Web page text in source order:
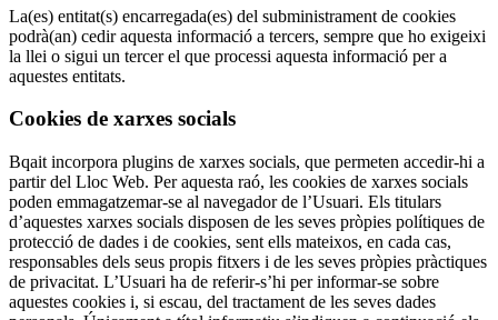
La(es) entitat(s) encarregada(es) del subministrament de cookies
podrà(an) cedir aquesta informació a tercers, sempre que ho exigeixi
la llei o sigui un tercer el que processi aquesta informació per a
aquestes entitats.
Cookies de xarxes socials
Bqait incorpora plugins de xarxes socials, que permeten accedir-hi a
partir del Lloc Web. Per aquesta raó, les cookies de xarxes socials
poden emmagatzemar-se al navegador de l’Usuari. Els titulars
d’aquestes xarxes socials disposen de les seves pròpies polítiques de
protecció de dades i de cookies, sent ells mateixos, en cada cas,
responsables dels seus propis fitxers i de les seves pròpies pràctiques
de privacitat. L’Usuari ha de referir-s’hi per informar-se sobre
aquestes cookies i, si escau, del tractament de les seves dades